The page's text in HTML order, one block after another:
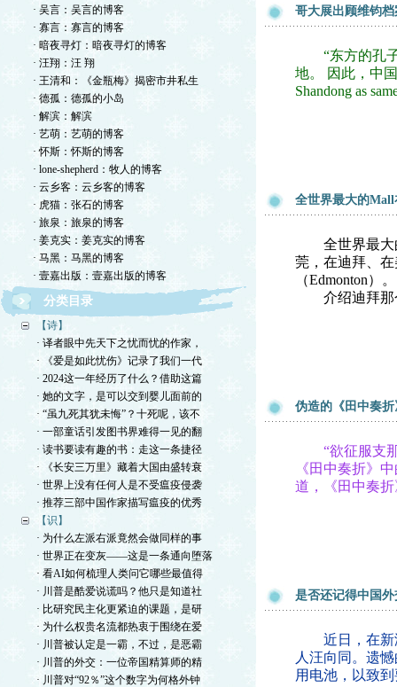
· 吴言：吴言的博客
· 寡言：寡言的博客
· 暗夜寻灯：暗夜寻灯的博客
· 汪翔：汪 翔
· 王清和：《金瓶梅》揭密市井私生
· 德孤：德孤的小岛
· 解滨：解滨
· 艺萌：艺萌的博客
· 怀斯：怀斯的博客
· lone-shepherd：牧人的博客
· 云乡客：云乡客的博客
· 虎猫：张石的博客
· 旅泉：旅泉的博客
· 姜克实：姜克实的博客
· 马黑：马黑的博客
· 壹嘉出版：壹嘉出版的博客
分类目录
【诗】
· 译者眼中先天下之忧而忧的作家，
· 《爱是如此忧伤》记录了我们一代
· 2024这一年经历了什么？借助这篇
· 她的文字，是可以交到婴儿面前的
· “虽九死其犹未悔”？十死呢，该不
· 一部童话引发图书界难得一见的翻
· 读书要读有趣的书：走这一条捷径
· 《长安三万里》藏着大国由盛转衰
· 世界上没有任何人是不受瘟疫侵袭
· 推荐三部中国作家描写瘟疫的优秀
【识】
· 为什么左派右派竟然会做同样的事
· 世界正在变灰——这是一条通向堕落
· 看AI如何梳理人类问它哪些最值得
· 川普是酷爱说谎吗？他只是知道社
· 比研究民主化更紧迫的课题，是研
· 为什么权贵名流都热衷于围绕在爱
· 川普被认定是一霸，不过，是恶霸
· 川普的外交：一位帝国精算师的精
· 川普对“92％”这个数字为何格外钟
哥大展出顾维钧
“东方的孔子
地。 因此，中
Shandong as
全世界最大的
全世界最大的
莞，在迪拜、
（Edmonton）。
介绍迪拜那个
伪造的《田中奏
“欲征服支那
《田中奏折》
道，《田中奏
是否还记得中国
近日，在新泽
人汪向同。遗
用电池，以致